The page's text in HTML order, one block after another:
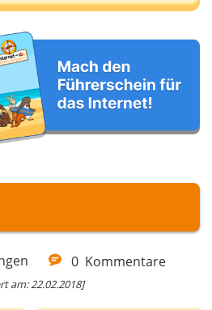
0 Kommentare
am: 22.02.2018]
(wenn du eine Antwort